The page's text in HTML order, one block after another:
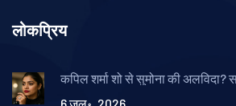
लोकप्रिय
कपिल शर्मा शो से सुमोना की अलविदा?
6 जुल॰, 2026